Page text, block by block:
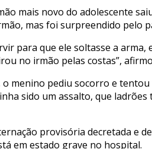
mais novo do adolescente
mas foi surpreendido pelo
para que ele soltasse a
no irmão pelas costas”,
o menino pediu socorro e
sido um assalto, que ladrões
provisória decretada e
em estado grave no hospital.